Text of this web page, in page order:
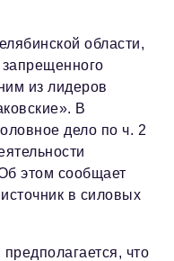
подписка
области,
запрещенного
из лидеров
В
дело по ч. 2
этом сообщает
в силовых
что